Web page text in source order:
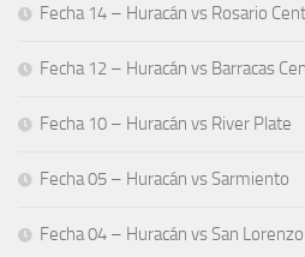
Fecha 14 – Huracán vs Rosario
Fecha 12 – Huracán vs Barracas
Fecha 10 – Huracán vs River Plate
Fecha 05 – Huracán vs Sarmiento
Fecha 04 – Huracán vs San Lorenzo